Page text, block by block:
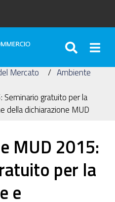
Mercato
Ambiente
Seminario gratuito per la
della dichiarazione MUD
MUD 2015:
per la
e